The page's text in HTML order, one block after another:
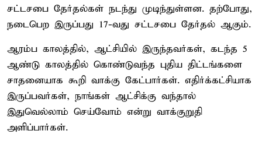
சட்டசபை தேர்தல்கள் நடந்து முடிந்துள்ளன. தற்போது,
நடைபெற இருப்பது 17-வது சட்டசபை தேர்தல் ஆகும்.
ஆரம்ப காலத்தில், ஆட்சியில் இருந்தவர்கள், கடந்த 5
ஆண்டு காலத்தில் கொண்டுவந்த புதிய திட்டங்களை
சாதனையாக கூறி வாக்கு கேட்பார்கள். எதிர்க்கட்சியாக
இருப்பவர்கள், நாங்கள் ஆட்சிக்கு வந்தால்
இதுவெல்லாம் செய்வோம் என்று வாக்குறுதி
அளிப்பார்கள்.